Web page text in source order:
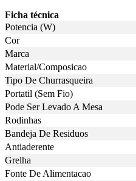
Ficha técnica
Potencia (W)
Cor
Marca
Material/Composicao
Tipo De Churrasqueira
Portatil (Sem Fio)
Pode Ser Levado A Mesa
Rodinhas
Bandeja De Residuos
Antiaderente
Grelha
Fonte De Alimentacao